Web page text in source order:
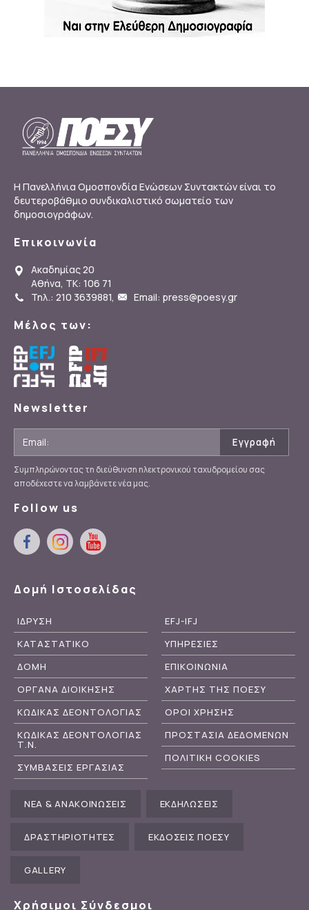
Η Πανελλήνια Ομοσπονδία Ενώσεων Συντακτών είναι το
δευτεροβάθμιο συνδικαλιστικό σωματείο των
δημοσιογράφων.
Επικοινωνία
Ακαδημίας 20
Αθήνα, ΤΚ: 106 71
Τηλ.: 210 3639881, Email: press@poesy.gr
Μέλος των:
Newsletter
Συμπληρώνοντας τη διεύθυνση ηλεκτρονικού ταχυδρομείου σας
αποδέχεστε να λαμβάνετε νέα μας.
Follow us
Δομή Ιστοσελίδας
ΙΔΡΥΣΗ
ΚΑΤΑΣΤΑΤΙΚΟ
ΔΟΜΗ
ΟΡΓΑΝΑ ΔΙΟΙΚΗΣΗΣ
ΚΩΔΙΚΑΣ ΔΕΟΝΤΟΛΟΓΙΑΣ
ΚΩΔΙΚΑΣ ΔΕΟΝΤΟΛΟΓΙΑΣ
Τ.Ν.
ΣΥΜΒΑΣΕΙΣ ΕΡΓΑΣΙΑΣ
EFJ-IFJ
ΥΠΗΡΕΣΙΕΣ
ΕΠΙΚΟΙΝΩΝΙΑ
ΧΑΡΤΗΣ ΤΗΣ ΠΟΕΣΥ
ΟΡΟΙ ΧΡΗΣΗΣ
ΠΡΟΣΤΑΣΙΑ ΔΕΔΟΜΕΝΩΝ
ΠΟΛΙΤΙΚΗ COOKIES
ΝΕΑ & ΑΝΑΚΟΙΝΩΣΕΙΣ ΕΚΔΗΛΩΣΕΙΣ
ΔΡΑΣΤΗΡΙΟΤΗΤΕΣ ΕΚΔΟΣΕΙΣ ΠΟΕΣΥ
GALLERY
Χρήσιμοι Σύνδεσμοι